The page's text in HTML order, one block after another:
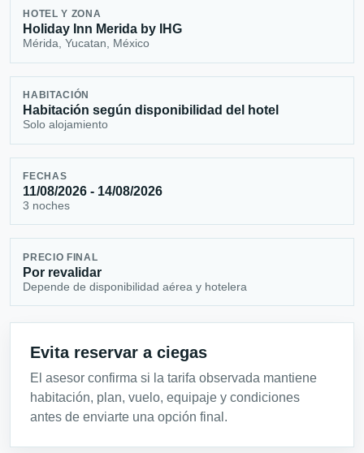
HOTEL Y ZONA
Holiday Inn Merida by IHG
Mérida, Yucatan, México
HABITACIÓN
Habitación según disponibilidad del hotel
Solo alojamiento
FECHAS
11/08/2026 - 14/08/2026
3 noches
PRECIO FINAL
Por revalidar
Depende de disponibilidad aérea y hotelera
Evita reservar a ciegas
El asesor confirma si la tarifa observada mantiene
habitación, plan, vuelo, equipaje y condiciones
antes de enviarte una opción final.